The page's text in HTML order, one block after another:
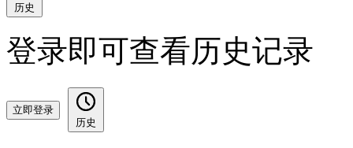
历史
登录即可查看历史记录
立即登录
历史